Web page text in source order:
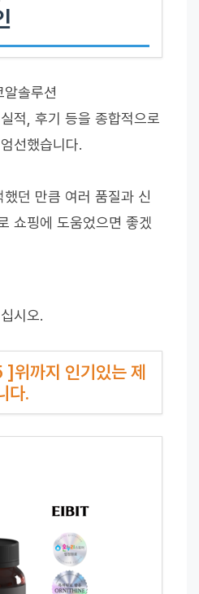
솔루션
적, 후기 등을 종합적으로
선했습니다.
던 만큼 여러 품질과 신
쇼핑에 도움었으면 좋겠
시오.
위까지 인기있는 제
다.